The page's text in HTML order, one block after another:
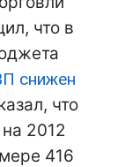
что в
снижен
что
2012
416